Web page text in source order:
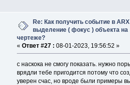
Re: Как получить событие в ARX
выделение ( фокус ) объекта на
чертеже?
« Ответ #27 : 08-01-2023, 19:56:52 »
с наскока не смогу показать. нужно
врядли тебе пригодится потому что
уверен счас, но вроде были примеры